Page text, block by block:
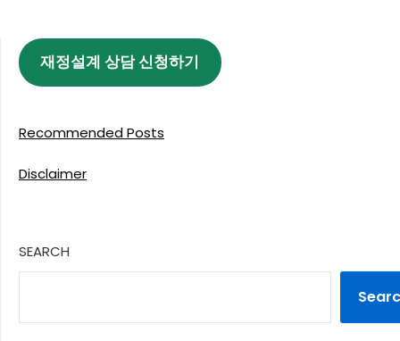
재정설계 상담 신청하기
Recommended Posts
Disclaimer
SEARCH